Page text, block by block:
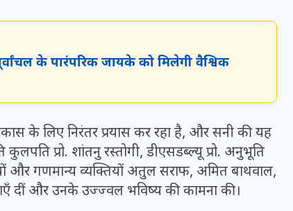
के पारंपरिक जायके को मिलेगी वैश्विक
के लिए निरंतर प्रयास कर रहा है, और सनी की यह
प्रो. शांतनु रस्तोगी, डीएसडब्ल्यू प्रो. अनुभूति
और गणमान्य व्यक्तियों अतुल सराफ, अमित बाथवाल,
दीं और उनके उज्ज्वल भविष्य की कामना की।
जिस कमरे में बिना बिजली-पंखे
के बीते 4 साल, उसे देख भावुक
हुए बृजभूषण सिंह, कहा-यहीं
तपकर बना सोना